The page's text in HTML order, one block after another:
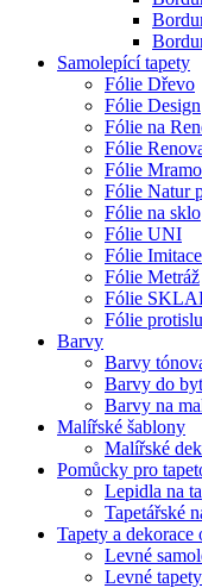
Samolepící tapety
Fólie Dřevo
Fólie Design
Fólie na
Fólie
Fólie
Fólie Natur
Fólie na sklo
Fólie UNI
Fólie
Fólie Metráž
Fólie
Fólie
Barvy
Barvy
Barvy do
Barvy na
Malířské šablony
Malířské
Pomůcky pro
Lepidla na
Tapetářské
Tapety a dekorace
Levné
Levné